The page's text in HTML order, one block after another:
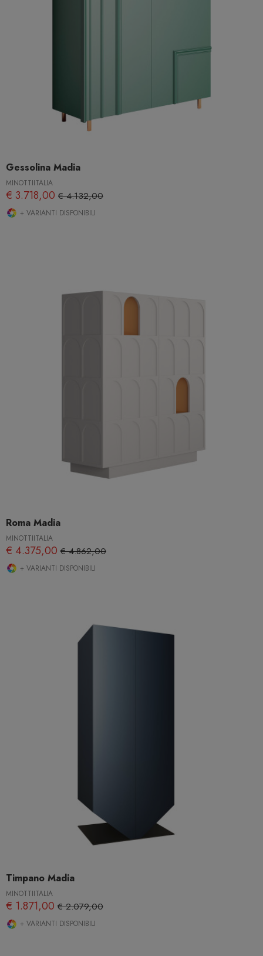
Gessolina Madia
MINOTTIITALIA
€ 3.718,00 € 4.132,00
+ VARIANTI DISPONIBILI
Roma Madia
MINOTTIITALIA
€ 4.375,00 € 4.862,00
+ VARIANTI DISPONIBILI
Timpano Madia
MINOTTIITALIA
€ 1.871,00 € 2.079,00
+ VARIANTI DISPONIBILI